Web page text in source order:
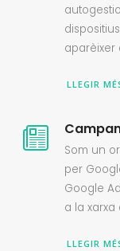
aparèixer
LLEGIR
Som un
per
Google
a la
LLEGIR